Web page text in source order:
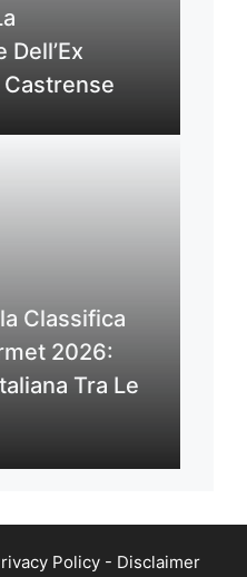
Castrense
Classifica
2026:
Tra Le
Policy - Disclaimer